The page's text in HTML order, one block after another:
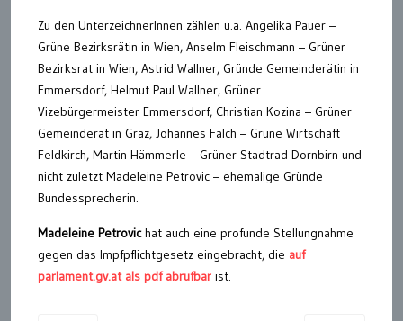
Zu den UnterzeichnerInnen zählen u.a. Angelika Pauer –
Grüne Bezirksrätin in Wien, Anselm Fleischmann – Grüner
Bezirksrat in Wien, Astrid Wallner, Gründe Gemeinderätin in
Emmersdorf, Helmut Paul Wallner, Grüner
Vizebürgermeister Emmersdorf, Christian Kozina – Grüner
Gemeinderat in Graz, Johannes Falch – Grüne Wirtschaft
Feldkirch, Martin Hämmerle – Grüner Stadtrad Dornbirn und
nicht zuletzt Madeleine Petrovic – ehemalige Gründe
Bundessprecherin.
Madeleine Petrovichat auch eine profunde Stellungnahme
gegen das Impfpflichtgesetz eingebracht, die auf
parlament.gv.at als pdf abrufbar ist.